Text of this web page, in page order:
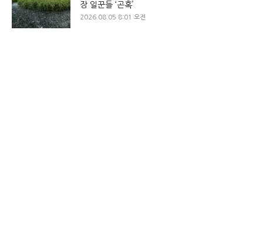
장 일꾼들 ‘곤혹’
2026.08.05 8:01 오전